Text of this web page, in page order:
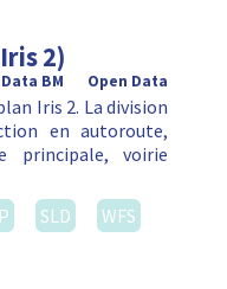
2)
Open Data
Data BM
Iris 2. La division
en autoroute,
principale, voirie
SLD
WFS